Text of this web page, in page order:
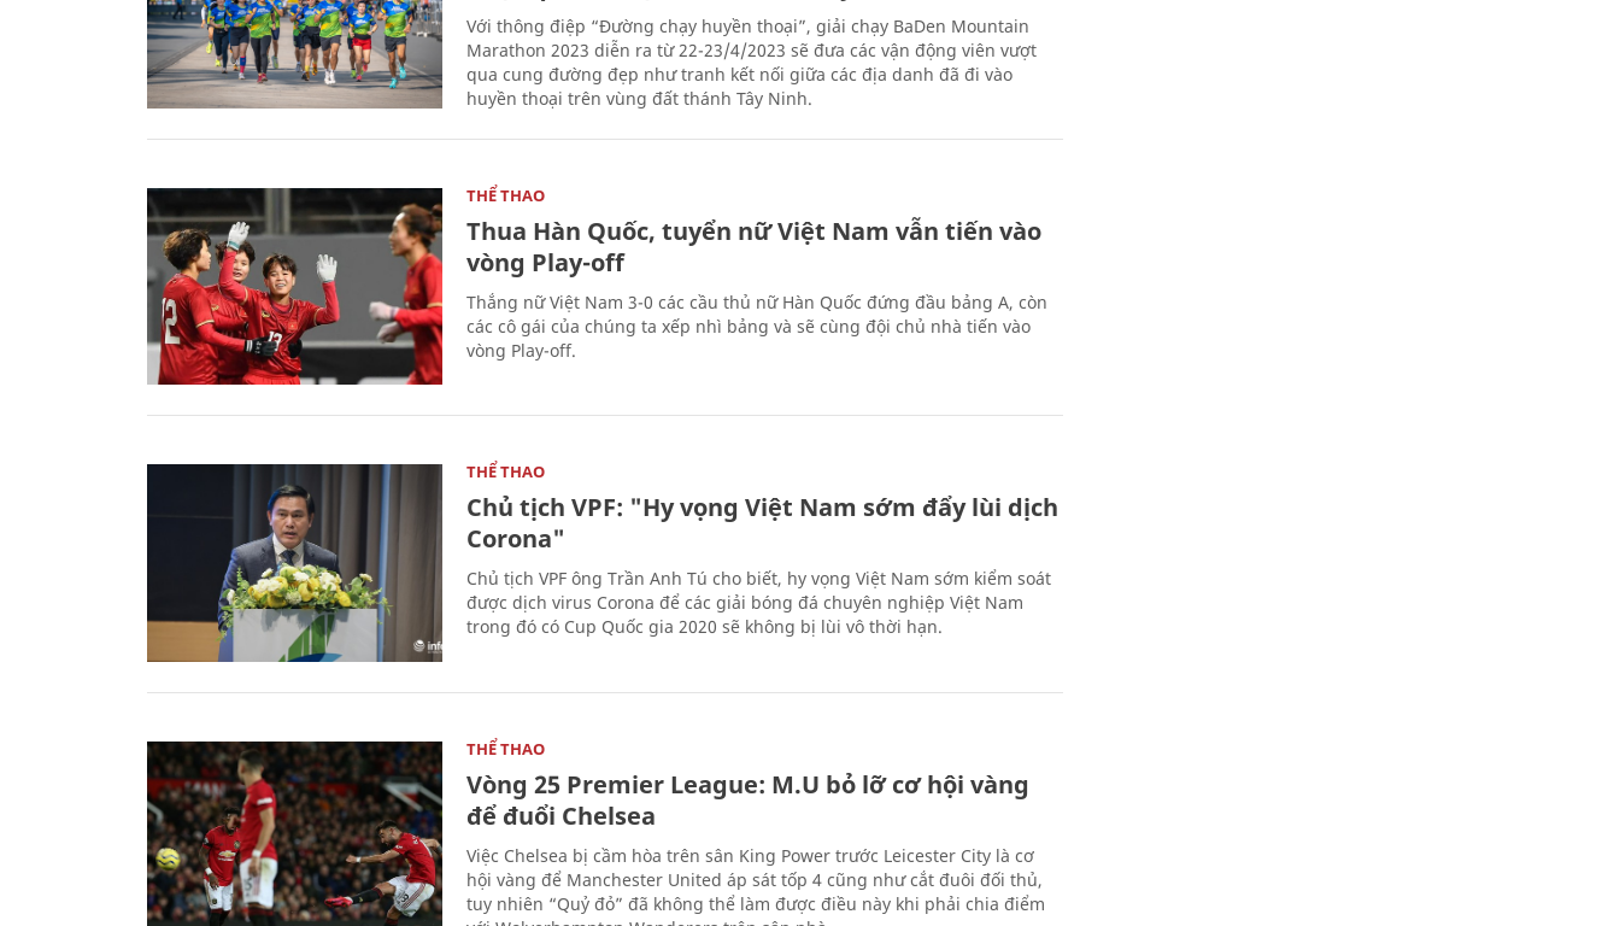
Với thông điệp “Đường chạy huyền thoại”, giải chạy BaDen Mountain
Marathon 2023 diễn ra từ 22-23/4/2023 sẽ đưa các vận động viên vượt
qua cung đường đẹp như tranh kết nối giữa các địa danh đã đi vào
huyền thoại trên vùng đất thánh Tây Ninh.
THỂ THAO
Thua Hàn Quốc, tuyển nữ Việt Nam vẫn tiến vào
vòng Play-off
Thắng nữ Việt Nam 3-0 các cầu thủ nữ Hàn Quốc đứng đầu bảng A, còn
các cô gái của chúng ta xếp nhì bảng và sẽ cùng đội chủ nhà tiến vào
vòng Play-off.
THỂ THAO
Chủ tịch VPF: "Hy vọng Việt Nam sớm đẩy lùi dịch
Corona"
Chủ tịch VPF ông Trần Anh Tú cho biết, hy vọng Việt Nam sớm kiểm soát
được dịch virus Corona để các giải bóng đá chuyên nghiệp Việt Nam
trong đó có Cup Quốc gia 2020 sẽ không bị lùi vô thời hạn.
THỂ THAO
Vòng 25 Premier League: M.U bỏ lỡ cơ hội vàng
để đuổi Chelsea
Việc Chelsea bị cầm hòa trên sân King Power trước Leicester City là cơ
hội vàng để Manchester United áp sát tốp 4 cũng như cắt đuôi đối thủ,
tuy nhiên “Quỷ đỏ” đã không thể làm được điều này khi phải chia điểm